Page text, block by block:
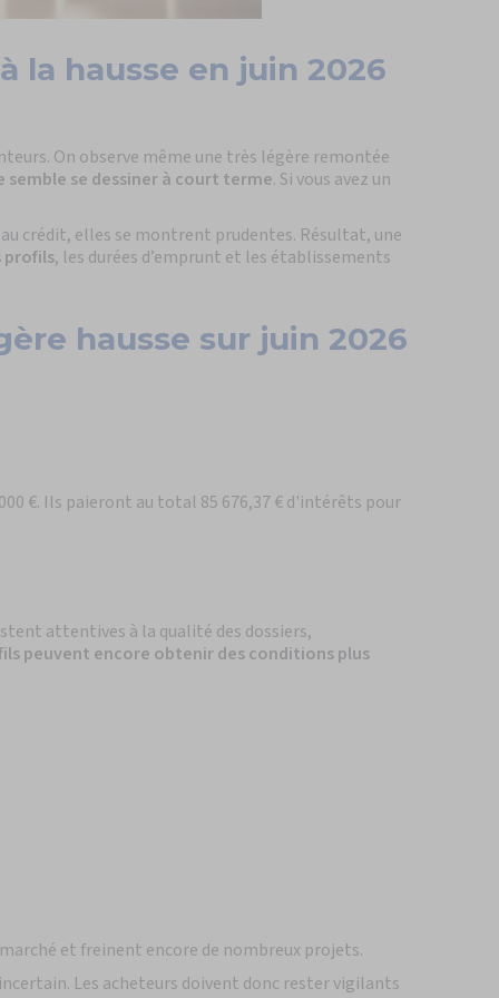
à la hausse en juin 2026
On observe même une très légère remontée
semble se dessiner à court terme. Si vous avez un
crédit, elles se montrent prudentes. Résultat, une
profils, les durées d’emprunt et les établissements
hausse sur juin 2026
€. Ils paieront au total 85 676,37 € d'intérêts pour
attentives à la qualité des dossiers,
peuvent encore obtenir des conditions plus
et freinent encore de nombreux projets.
Les acheteurs doivent donc rester vigilants